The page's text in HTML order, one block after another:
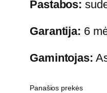
Pastabos:
Garantija: 6
Gamintojas:
Panašios prekės